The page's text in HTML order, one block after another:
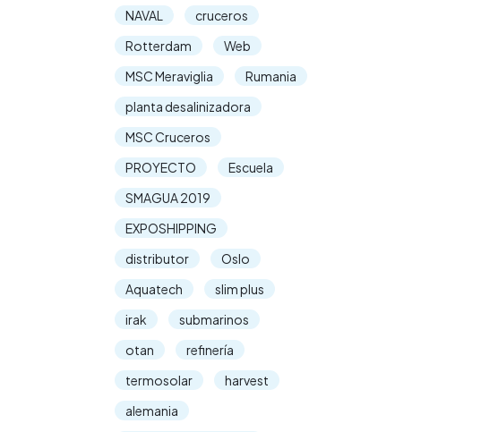
NAVAL
cruceros
Rotterdam
Web
MSC Meraviglia
Rumania
planta desalinizadora
MSC Cruceros
PROYECTO
Escuela
SMAGUA 2019
EXPOSHIPPING
distributor
Oslo
Aquatech
slim plus
irak
submarinos
otan
refinería
termosolar
harvest
alemania